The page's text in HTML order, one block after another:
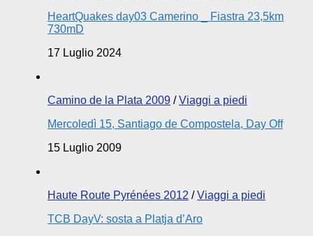
HeartQuakes day03 Camerino _ Fiastra 23,5km
730mD
17 Luglio 2024
Camino de la Plata 2009 /Viaggi a piedi
Mercoledì 15, Santiago de Compostela, Day Off
15 Luglio 2009
Haute Route Pyrénées 2012 /Viaggi a piedi
TCB DayV: sosta a Platja d’Aro